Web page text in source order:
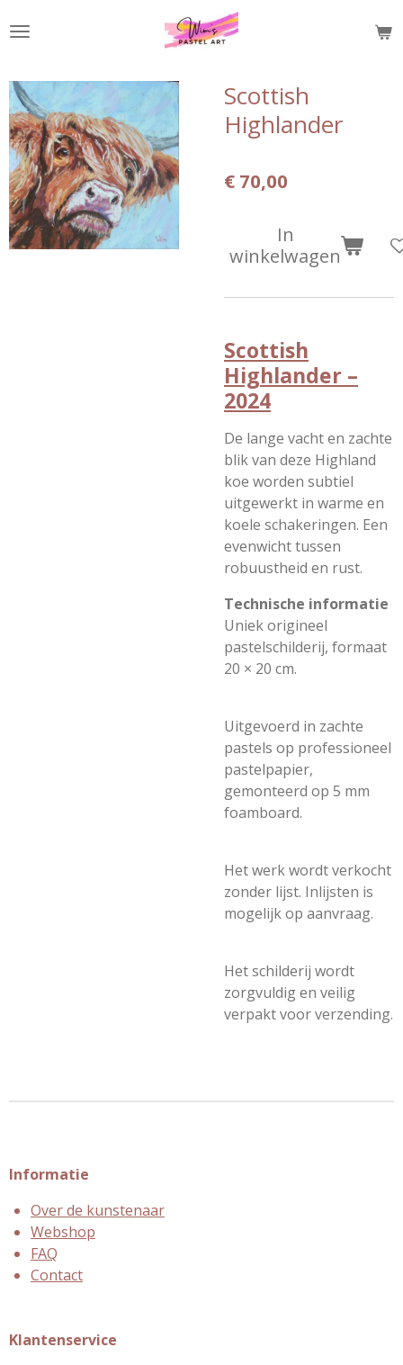
direct
de
hoofdinhoud
Scottish
Highlander
€ 70,00
In
winkelwagen
Scottish
Highlander –
2024
De lange vacht en zachte
blik van deze Highland
koe worden subtiel
uitgewerkt in warme en
koele schakeringen. Een
evenwicht tussen
robuustheid en rust.
Technische informatie
Uniek origineel
pastelschilderij, formaat
20 × 20 cm.
Uitgevoerd in zachte
pastels op professioneel
pastelpapier,
gemonteerd op 5 mm
foamboard.
Het werk wordt verkocht
zonder lijst. Inlijsten is
mogelijk op aanvraag.
Het schilderij wordt
zorgvuldig en veilig
verpakt voor verzending.
Informatie
Over de kunstenaar
Webshop
FAQ
Contact
Klantenservice